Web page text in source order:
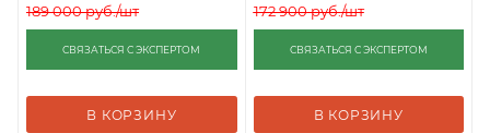
189 000руб./шт
СВЯЗАТЬСЯ С ЭКСПЕРТОМ
В КОРЗИНУ
172 900руб./шт
СВЯЗАТЬСЯ С ЭКСПЕРТОМ
В КОРЗИНУ